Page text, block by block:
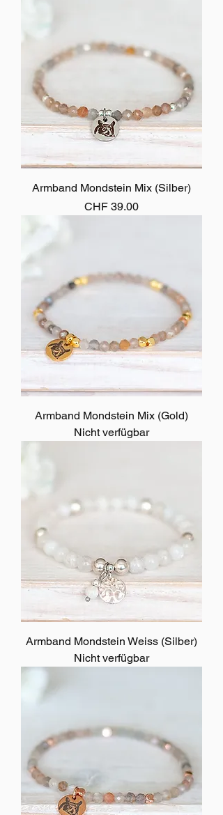
Armband Mondstein Mix (Silber)
Preis
CHF 39.00
Armband Mondstein Mix (Gold)
Nicht verfügbar
Armband Mondstein Weiss (Silber)
Nicht verfügbar